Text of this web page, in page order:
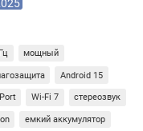
мощный
Android 15
Wi-Fi 7 стереозвук
емкий аккумулятор